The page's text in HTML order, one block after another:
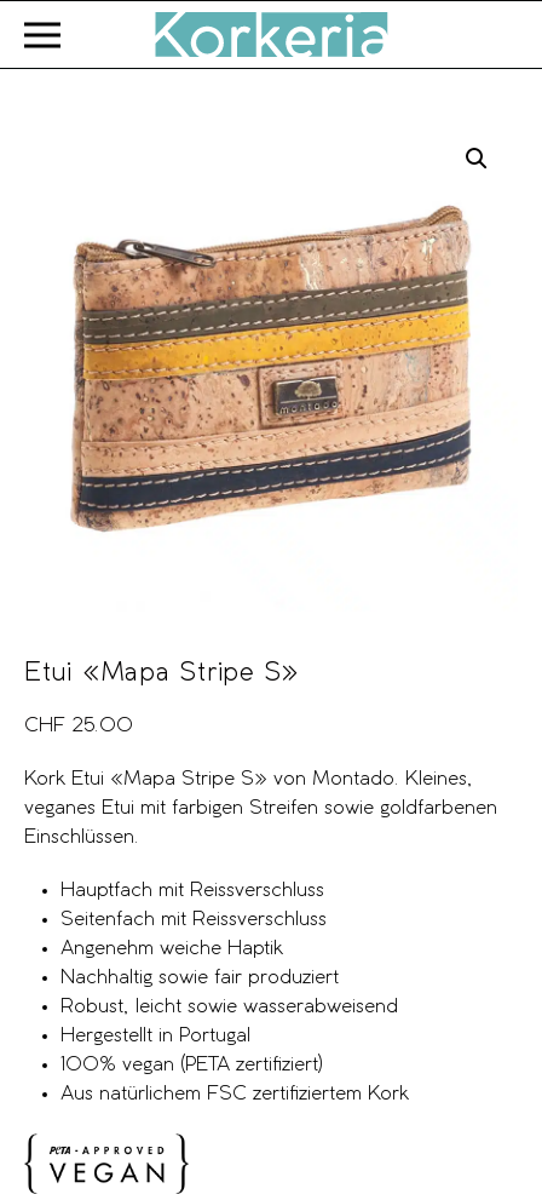
Zum Hauptinhalt springen
Etui «Mapa Stripe S»
CHF 25.00
Kork Etui «Mapa Stripe S» von Montado. Kleines,
veganes Etui mit farbigen Streifen sowie goldfarbenen
Einschlüssen.
Hauptfach mit Reissverschluss
Seitenfach mit Reissverschluss
Angenehm weiche Haptik
Nachhaltig sowie fair produziert
Robust, leicht sowie wasserabweisend
Hergestellt in Portugal
100% vegan (PETA zertifiziert)
Aus natürlichem FSC zertifiziertem Kork